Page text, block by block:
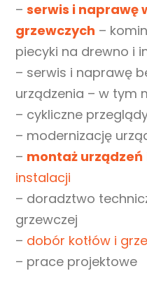
–serwis i naprawę
grzewczych –
piecyki na drewno i
– serwis i naprawę
urządzenia – w tym
– cykliczne
– modernizację
– montaż urządzeń
instalacji
– doradztwo
grzewczej
– dobór kotłów i
– prace projektowe